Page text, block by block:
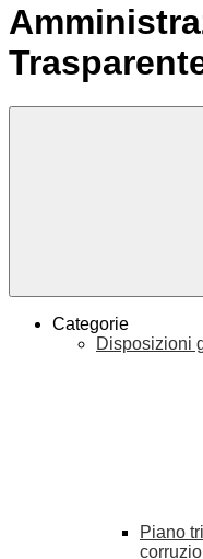
Categorie
Disposizioni
Piano